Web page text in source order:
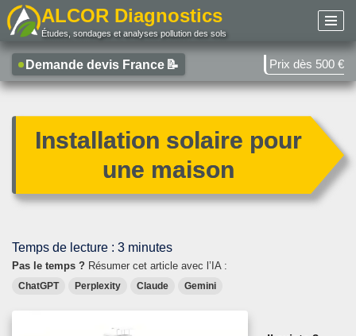
au
contenu
ALCOR Diagnostics
Études, sondages et analyses pollution des sols
Demande devis France 📝 Prix dès 500 €
Installation solaire pour
une maison
Temps de lecture : 3 minutes
Pas le temps ? Résumer cet article avec l’IA :
ChatGPT Perplexity Claude Gemini